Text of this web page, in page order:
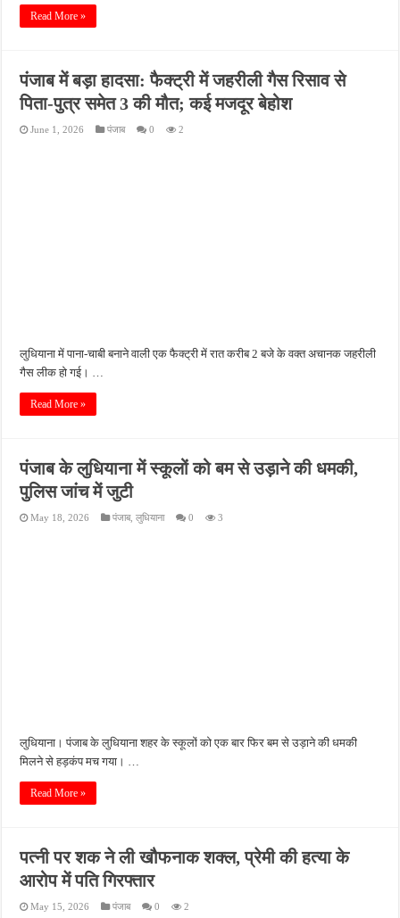
Read More »
पंजाब में बड़ा हादसा: फैक्ट्री में जहरीली गैस रिसाव से
पिता-पुत्र समेत 3 की मौत; कई मजदूर बेहोश
June 1, 2026 पंजाब 0 2
लुधियाना में पाना-चाबी बनाने वाली एक फैक्ट्री में रात करीब 2 बजे के वक्त अचानक जहरीली
गैस लीक हो गई। …
Read More »
पंजाब के लुधियाना में स्कूलों को बम से उड़ाने की धमकी,
पुलिस जांच में जुटी
May 18, 2026 पंजाब,लुधियाना 0 3
लुधियाना। पंजाब के लुधियाना शहर के स्कूलों को एक बार फिर बम से उड़ाने की धमकी
मिलने से हड़कंप मच गया। …
Read More »
पत्नी पर शक ने ली खौफनाक शक्ल, प्रेमी की हत्या के
आरोप में पति गिरफ्तार
May 15, 2026 पंजाब 0 2